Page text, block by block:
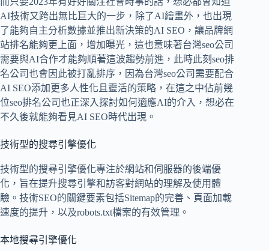
AI技術又跨出無比巨大的一步，除了AI繪畫外，也出現
了能夠自主分析數據並推出新決策的AI SEO，讓品牌網
站排名能夠更上面，增加曝光，這也意味著台灣seo公司
需要與AI合作才能夠順著這波趨勢前進，此時此刻seo排
名公司也會因此被打亂排序，因為台灣seo公司需要配合
AI SEO添加更多人性化且靈活的策略，在這之中佔前幾
位seo排名公司也正深入探討如何適應AI的介入，想必在
不久後就能夠看見AI SEO時代出現。
技術型的搜尋引擎優化
技術型的搜尋引擎優化專注於網站和伺服器的後端優
化，旨在提升搜尋引擎和訪客對網站的理解及使用體
驗。技術SEO的關鍵要素包括Sitemap的完善、頁面加載
速度的提升，以及robots.txt檔案的有效管理。
本地搜尋引擎優化